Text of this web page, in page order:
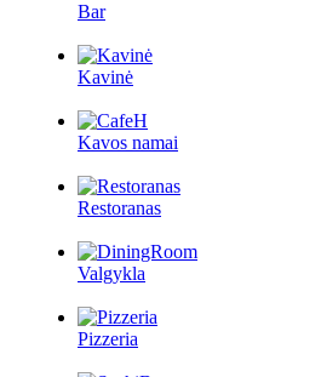
Bar
Kavinė
Kavos namai
Restoranas
Valgykla
Pizzeria